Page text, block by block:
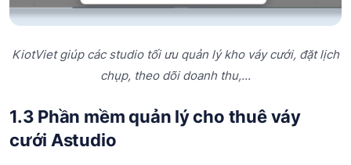
KiotViet giúp các studio tối ưu quản lý kho váy cưới, đặt lịch
chụp, theo dõi doanh thu,...
1.3 Phần mềm quản lý cho thuê váy
cưới Astudio